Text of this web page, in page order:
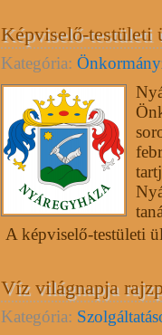
Képviselő-testületi
Kategória:
A képviselő-testületi
Víz világnapja
Kategória: